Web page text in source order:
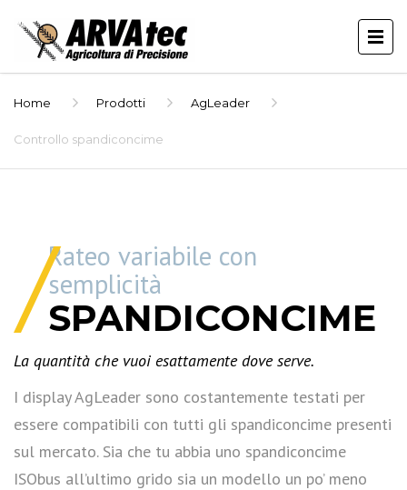
Home Prodotti AgLeader
Controllo spandiconcime
Rateo variabile con
semplicità
SPANDICONCIME
La quantità che vuoi esattamente dove serve.
I display AgLeader sono costantemente testati per
essere compatibili con tutti gli spandiconcime presenti
sul mercato. Sia che tu abbia uno spandiconcime
ISObus all’ultimo grido sia un modello un po’ meno